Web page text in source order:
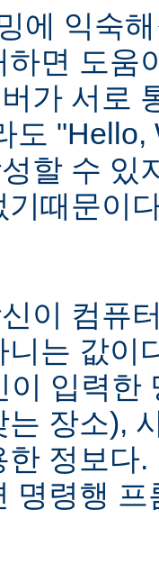
에 익숙
하면 도움
가 서로
도
할 수 있
기때문이
이 컴퓨
니는 값이
이 입력한
장소),
한 정보다
명령행